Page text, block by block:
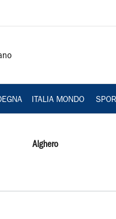
ITALIA MONDO
Alghero